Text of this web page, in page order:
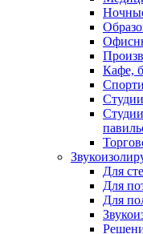
Кафе,
Для
Для
Для